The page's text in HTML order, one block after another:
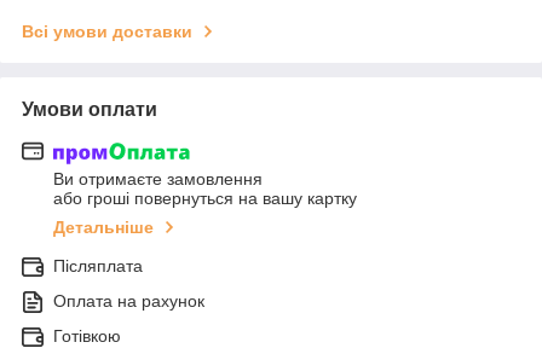
Всі умови доставки
Умови оплати
Ви отримаєте замовлення
або гроші повернуться на вашу картку
Детальніше
Післяплата
Оплата на рахунок
Готівкою